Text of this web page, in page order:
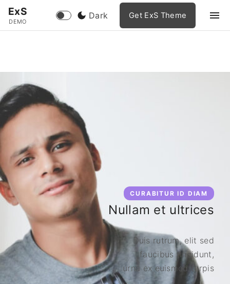
i
o
t
t
ExS
DEMO
Dark Get ExS Theme
CURABITUR ID DIAM
Nullam et ultrices
Duis rutrum, elit sed
faucibus tincidunt,
urna ex euismod turpis